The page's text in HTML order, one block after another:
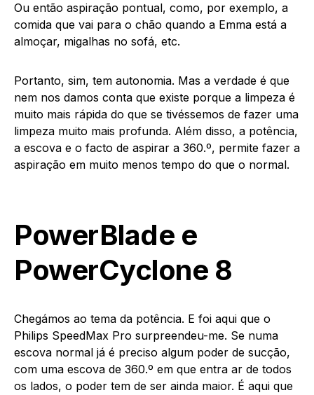
Ou então aspiração pontual, como, por exemplo, a
comida que vai para o chão quando a Emma está a
almoçar, migalhas no sofá, etc.
Portanto, sim, tem autonomia. Mas a verdade é que
nem nos damos conta que existe porque a limpeza é
muito mais rápida do que se tivéssemos de fazer uma
limpeza muito mais profunda. Além disso, a potência,
a escova e o facto de aspirar a 360.º, permite fazer a
aspiração em muito menos tempo do que o normal.
PowerBlade e
PowerCyclone 8
Chegámos ao tema da potência. E foi aqui que o
Philips SpeedMax Pro surpreendeu-me. Se numa
escova normal já é preciso algum poder de sucção,
com uma escova de 360.º em que entra ar de todos
os lados, o poder tem de ser ainda maior. É aqui que